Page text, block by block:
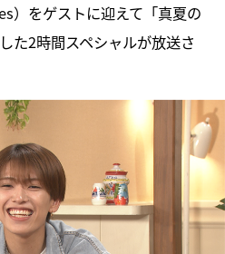
）をゲストに迎えて「真夏の
た2時間スペシャルが放送さ